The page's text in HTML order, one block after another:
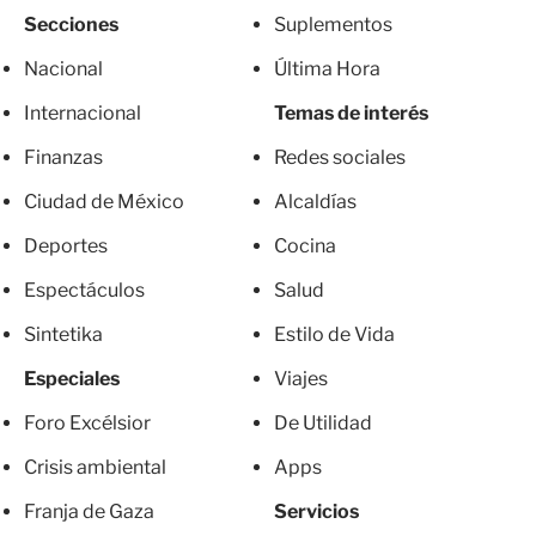
Secciones
Nacional
Internacional
Finanzas
Ciudad de México
Deportes
Espectáculos
Sintetika
Especiales
Foro Excélsior
Crisis ambiental
Franja de Gaza
Suplementos
Última Hora
Temas de interés
Redes sociales
Alcaldías
Cocina
Salud
Estilo de Vida
Viajes
De Utilidad
Apps
Servicios